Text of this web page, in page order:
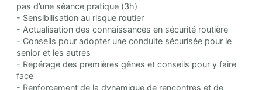
pas d’une séance pratique (3h)
- Sensibilisation au risque routier
- Actualisation des connaissances en sécurité routière
- Conseils pour adopter une conduite sécurisée pour le
senior et les autres
- Repérage des premières gênes et conseils pour y faire
face
- Renforcement de la dynamique de rencontres et de